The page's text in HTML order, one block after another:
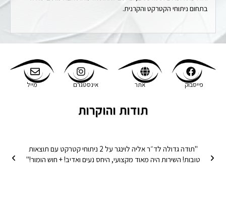
בתחום ניתוחי הקטרקט והקרנית.
פייסבוק אתר אינסטגרם מייל
תודות והוקרות